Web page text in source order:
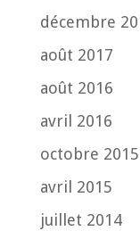
décembre
août 2017
août 2016
avril 2016
octobre 2015
avril 2015
juillet 2014